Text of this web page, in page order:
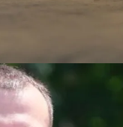
Аргентина —
Направо
Хлынуть Поток
США: В Чем Подвох